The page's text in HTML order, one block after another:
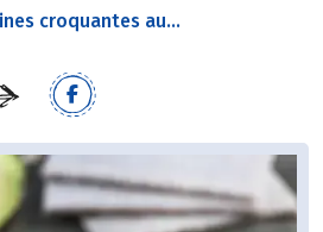
croquantes au...